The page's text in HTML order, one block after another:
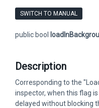
SWITCH TO MANUAL
public bool
Description
Corresponding to the
inspector, when this flag
delayed without blocking